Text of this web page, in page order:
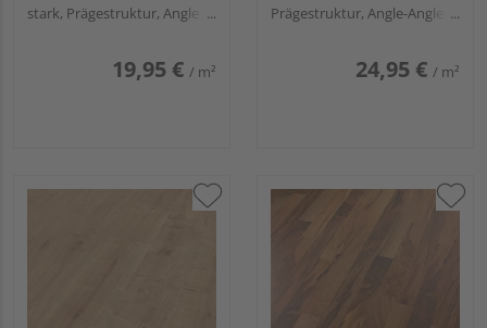
MeisterDesign.
stark, Prägestruktur, Angle-
19,95 € / m²
MeisterDesign.
Prägestruktur, Angle-Angle /
24,95 € / m²